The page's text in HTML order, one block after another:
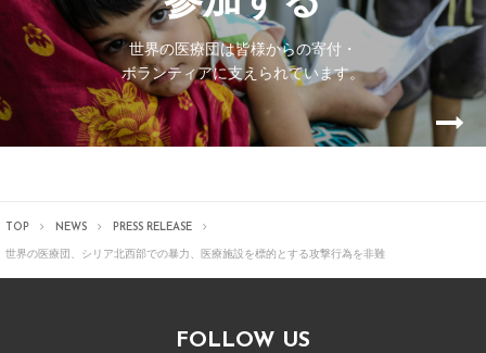
世界の医療団は皆様からの寄付・
ボランティアに支えられています。
TOP NEWS PRESS RELEASE
世界の医療団、シリア北西部での暴力、医療施設を標的とする攻撃行為を非難
FOLLOW US